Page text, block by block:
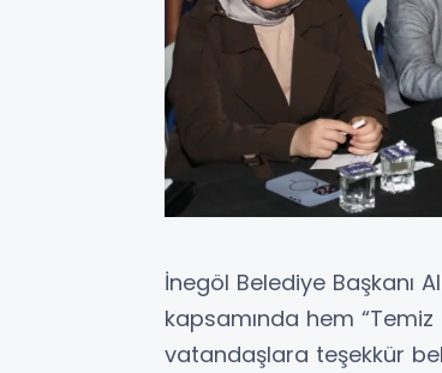
İnegöl Belediye Başkanı
kapsamında hem
vatandaşlara teşekkür